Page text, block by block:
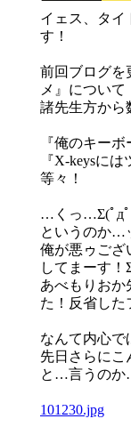
イェス、タイ
す！
前回ブログを
メ』について
諸先生方から
『俺のキー
『X-keysに
等々！
…くっ…Σ(ﾟд
というのか…
俺が悪ゥござ
してまーす！
あべもりおか
た！反省した
なんて内心で
先日さらにこ
と…言うの
101230.jpg